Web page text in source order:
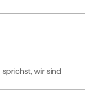
wir sind